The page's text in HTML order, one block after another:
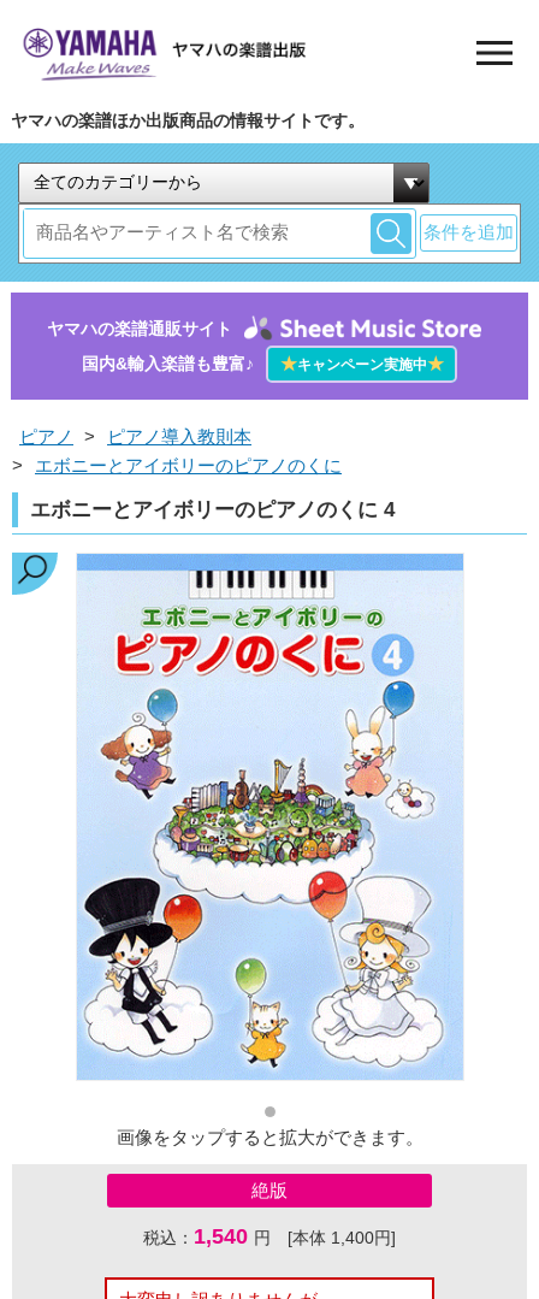
ヤマハの楽譜ほか出版商品の情報サイトです。
条件を追加
ヤマハの楽譜通販サイト
国内&輸入楽譜も豊富♪
★キャンペーン実施中★
ピアノ >
ピアノ導入教則本
>
エボニーとアイボリーのピアノのくに
エボニーとアイボリーのピアノのくに 4
画像をタップすると拡大ができます。
絶版
税込： 1,540 円 [本体 1,400円]